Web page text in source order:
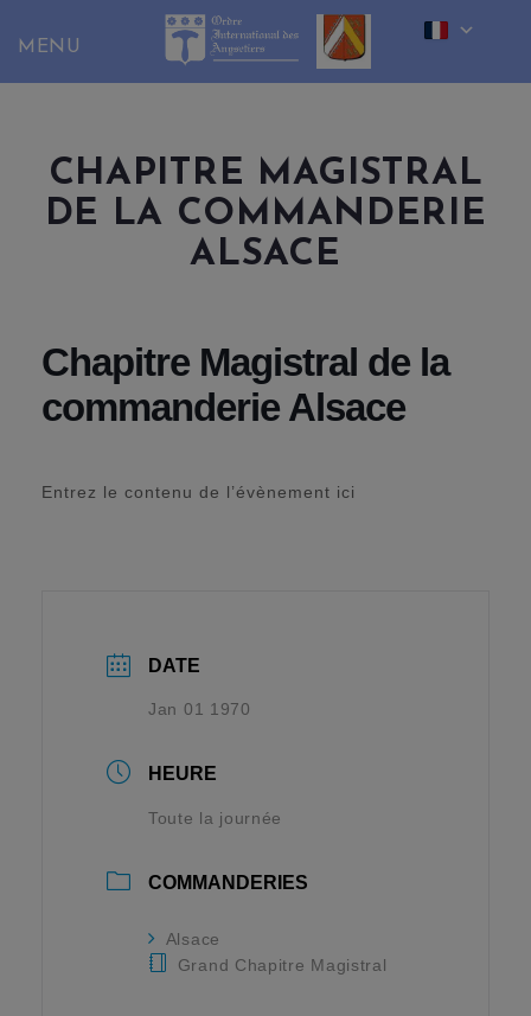
content
CHAPITRE MAGISTRAL
DE LA COMMANDERIE
ALSACE
Chapitre Magistral de la
commanderie Alsace
Entrez le contenu de l’évènement ici
DATE
Jan 01 1970
HEURE
Toute la journée
COMMANDERIES
Alsace
Grand Chapitre Magistral